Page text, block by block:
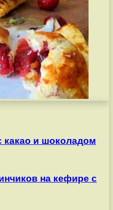
какао и шоколадом
на кефире с